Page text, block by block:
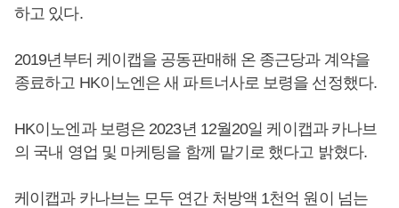
하고 있다.
2019년부터 케이캡을 공동판매해 온 종근당과 계약을
종료하고 HK이노엔은 새 파트너사로 보령을 선정했다.
HK이노엔과 보령은 2023년 12월20일 케이캡과 카나브
의 국내 영업 및 마케팅을 함께 맡기로 했다고 밝혔다.
케이캡과 카나브는 모두 연간 처방액 1천억 원이 넘는